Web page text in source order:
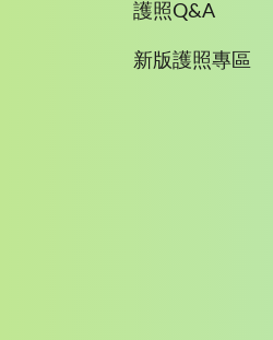
護照Q&A
新版護照專區